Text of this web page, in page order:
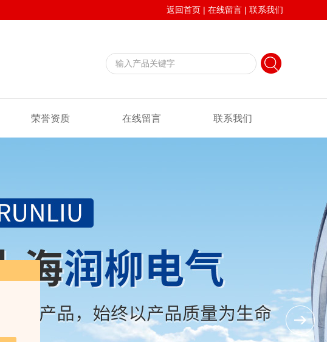
返回首页 | 在线留言 | 联系我们
荣誉资质 在线留言 联系我们